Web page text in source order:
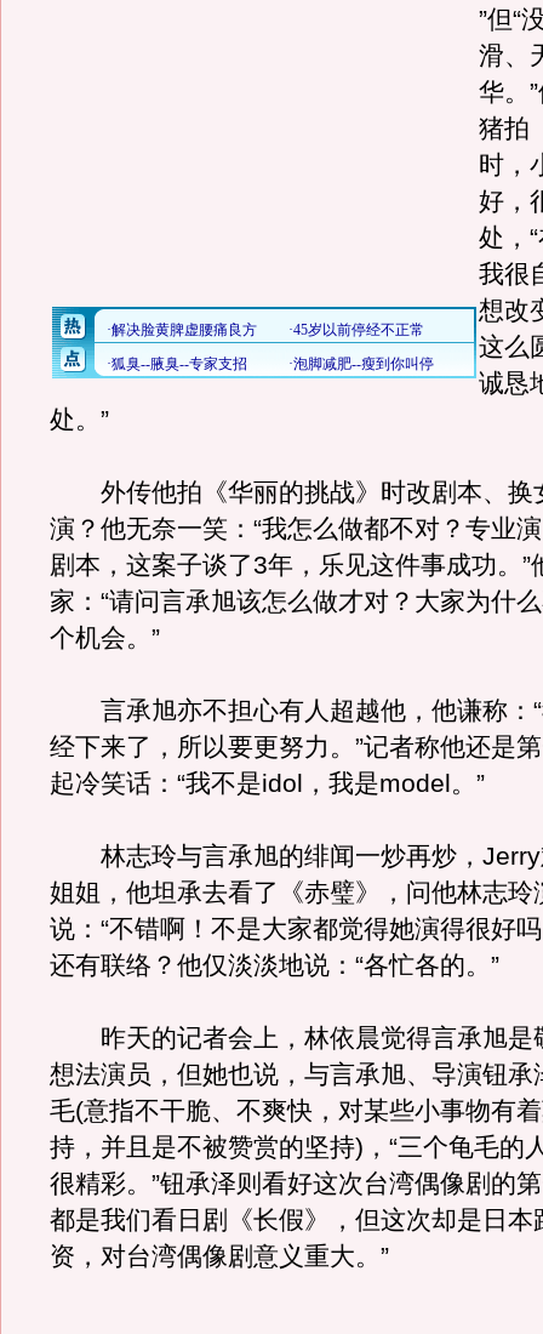
”但“
滑、
华。
猪拍
时，
好，
处，
我很
想改
这么
诚恳
处。”
外传他拍《华丽的挑战》时改剧本、换
演？他无奈一笑：“我怎么做都不对？专业
剧本，这案子谈了3年，乐见这件事成功。”
家：“请问言承旭该怎么做才对？大家为什
个机会。”
言承旭亦不担心有人超越他，他谦称：“
经下来了，所以要更努力。”记者称他还是
起冷笑话：“我不是idol，我是model。”
林志玲与言承旭的绯闻一炒再炒，Jerry
姐姐，他坦承去看了《赤璧》，问他林志玲
说：“不错啊！不是大家都觉得她演得很好
还有联络？他仅淡淡地说：“各忙各的。”
昨天的记者会上，林依晨觉得言承旭是
想法演员，但她也说，与言承旭、导演钮承
毛(意指不干脆、不爽快，对某些小事物有
持，并且是不被赞赏的坚持)，“三个龟毛的
很精彩。”钮承泽则看好这次台湾偶像剧的
都是我们看日剧《长假》，但这次却是日本
资，对台湾偶像剧意义重大。”